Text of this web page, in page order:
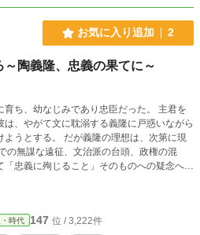
お気に入り追加 2
陶義隆、忠義の果てに～
ち、幼なじみであり忠臣だった。 主君を
、やがて文に耽溺する義隆に戸惑いながら
の理想は、次第に現
の無謀な遠征、文治派の台頭、政権の混
忠義に殉じること」そのものへの疑念へと
か裏切りだったのか、答えを得られぬま
やがて毛利元就との最後の決戦、厳島の地
・時代 147 位 / 3,222件